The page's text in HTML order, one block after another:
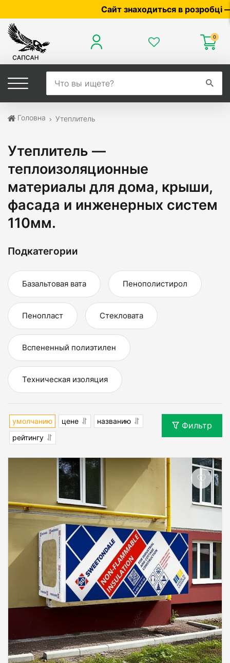
Сайт знаходиться в розробці — по ціні
0
Головна Утеплитель
Утеплитель —
теплоизоляционные
материалы для дома, крыши,
фасада и инженерных систем
110мм.
Подкатегории
Базальтовая вата Пенополистирол
Пенопласт Стекловата
Вспененный полиэтилен
Техническая изоляция
умолчанию цене
названию
рейтингу
Фильтр